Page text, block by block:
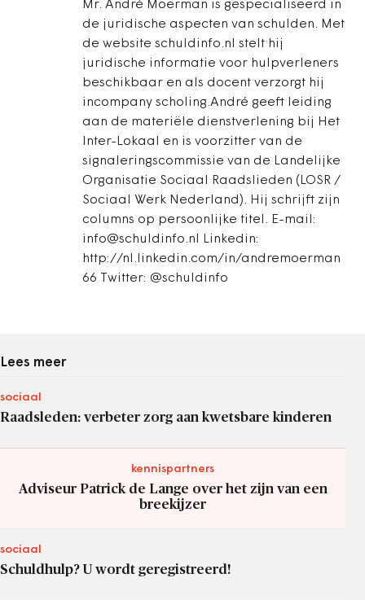
Mr. André Moerman is gespecialiseerd in
de juridische aspecten van schulden. Met
de website schuldinfo.nl stelt hij
juridische informatie voor hulpverleners
beschikbaar en als docent verzorgt hij
incompany scholing.André geeft leiding
aan de materiële dienstverlening bij Het
Inter-Lokaal en is voorzitter van de
signaleringscommissie van de Landelijke
Organisatie Sociaal Raadslieden (LOSR /
Sociaal Werk Nederland). Hij schrijft zijn
columns op persoonlijke titel. E-mail:
info@schuldinfo.nl Linkedin:
http://nl.linkedin.com/in/andremoerman
66 Twitter: @schuldinfo
Lees meer
sociaal
Raadsleden: verbeter zorg aan kwetsbare kinderen
kennispartners
Adviseur Patrick de Lange over het zijn van een
breekijzer
sociaal
Schuldhulp? U wordt geregistreerd!